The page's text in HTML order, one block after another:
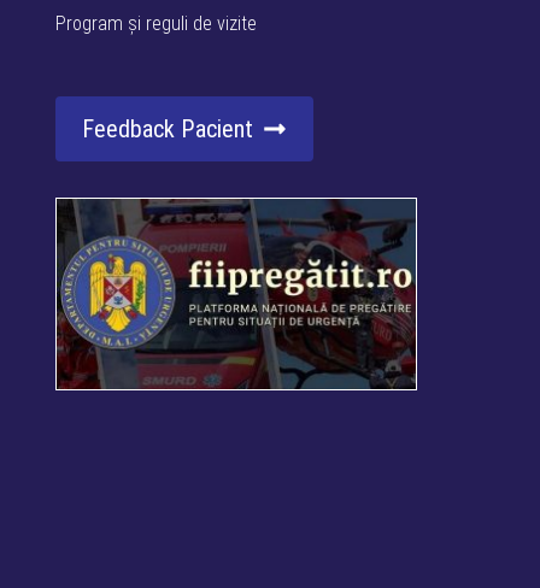
Program și reguli de vizite
Feedback Pacient